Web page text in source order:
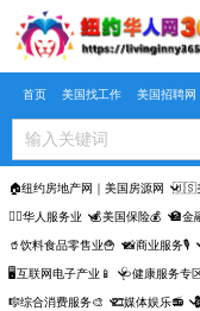
Skip to main content
首页 美国找工作 美国招聘网
🏠纽约房地产网｜美国房源网 🇺🇸
🤵‍♀️华人服务业 💰美国保险💰 🏦金
🥤饮料食品零售业🍟 📸商业服务🎙️
🖥️互联网电子产业📱 🩺健康服务专
🎼综合消费服务🎨 🎞️媒体娱乐📻